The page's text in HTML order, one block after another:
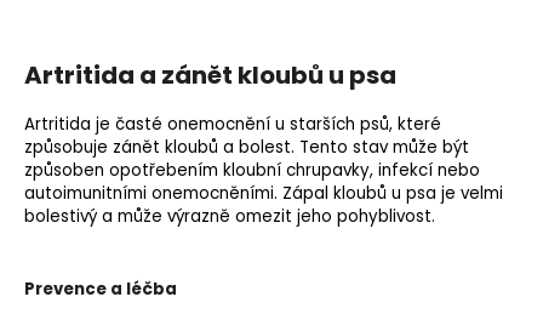
Artritida a zánět kloubů u psa
Artritida je časté onemocnění u starších psů, které
způsobuje zánět kloubů a bolest. Tento stav může být
způsoben opotřebením kloubní chrupavky, infekcí nebo
autoimunitními onemocněními. Zápal kloubů u psa je velmi
bolestivý a může výrazně omezit jeho pohyblivost.
Prevence a léčba